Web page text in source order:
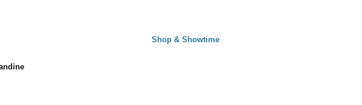
Shop & Showtime